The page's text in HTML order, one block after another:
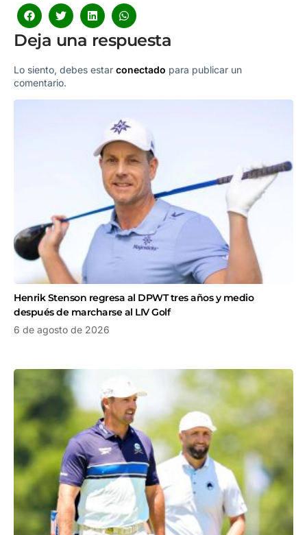
Deja una respuesta
Lo siento, debes estar conectado para publicar un
comentario.
Henrik Stenson regresa al DPWT tres años y medio
después de marcharse al LIV Golf
6 de agosto de 2026